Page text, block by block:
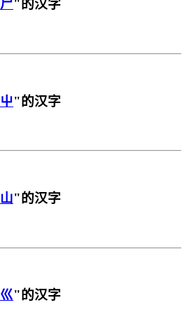
尸"的汉字
屮"的汉字
山"的汉字
巛"的汉字